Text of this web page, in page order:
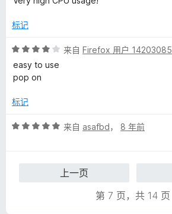
/标记
评
分
4
5
来自 Firefox 用户 14203085
easy to use
pop on
标记
评
来自 asafbd， 8 年前
上一页
第 7 页，共 14 页